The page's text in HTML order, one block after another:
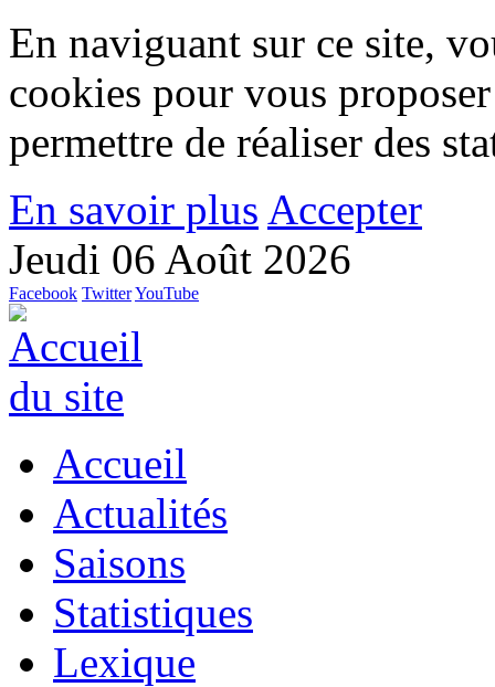
En naviguant sur ce site,
cookies pour vous
permettre de réaliser des
En savoir plus Accepter
Jeudi 06 Août 2026
Facebook TwitterYouTube
Accueil
Actualités
Saisons
Statistiques
Lexique